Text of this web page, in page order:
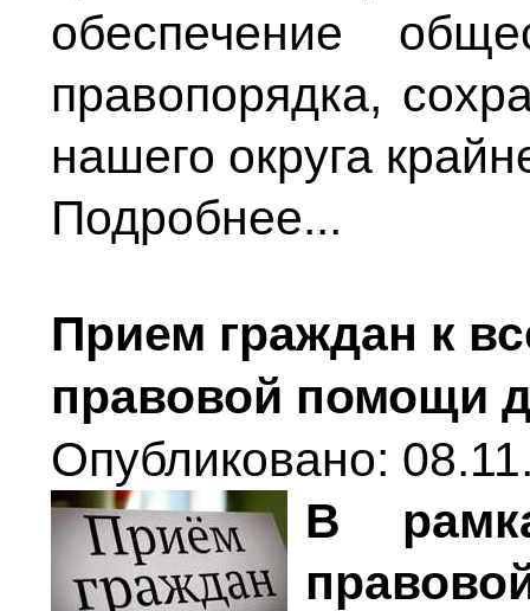
обеспечение
правопорядка,
нашего округа
Подробнее...
Прием граждан к
правовой помощи
Опубликовано:
В